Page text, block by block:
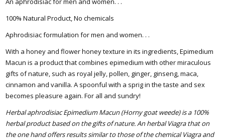
100% Natural Product, No chemicals
Aphrodisiac formulation for men and women. . .
With a honey and flower honey texture in its ingredients, Epimedium
Macun is a product that combines epimedium with other miraculous
gifts of nature, such as royal jelly, pollen, ginger, ginseng, maca,
cinnamon and vanilla.A spoonful with a sprig in the taste and sex
becomes pleasure again. For all and sundry!
Herbal aphrodisiac Epimedium Macun (Horny goat weede) is a 100%
herbal product based on the gifts of nature. An herbal Viagra that on
the one hand offers results similar to those of the chemical Viagra and